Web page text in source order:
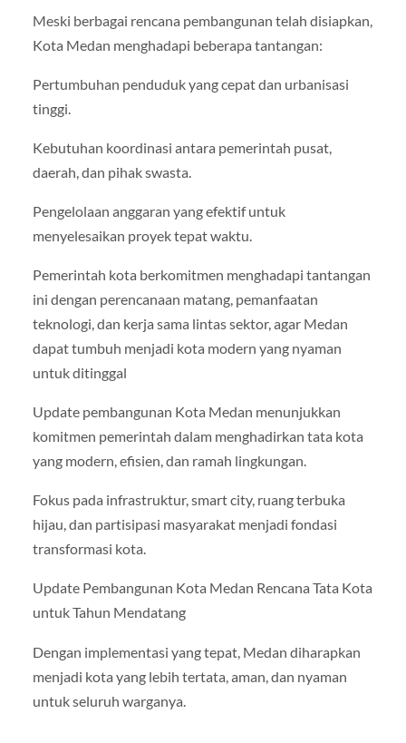
Meski berbagai rencana pembangunan telah disiapkan,
Kota Medan menghadapi beberapa tantangan:
Pertumbuhan penduduk yang cepat dan urbanisasi
tinggi.
Kebutuhan koordinasi antara pemerintah pusat,
daerah, dan pihak swasta.
Pengelolaan anggaran yang efektif untuk
menyelesaikan proyek tepat waktu.
Pemerintah kota berkomitmen menghadapi tantangan
ini dengan perencanaan matang, pemanfaatan
teknologi, dan kerja sama lintas sektor, agar Medan
dapat tumbuh menjadi kota modern yang nyaman
untuk ditinggal
Update pembangunan Kota Medan menunjukkan
komitmen pemerintah dalam menghadirkan tata kota
yang modern, efisien, dan ramah lingkungan.
Fokus pada infrastruktur, smart city, ruang terbuka
hijau, dan partisipasi masyarakat menjadi fondasi
transformasi kota.
Update Pembangunan Kota Medan Rencana Tata Kota
untuk Tahun Mendatang
Dengan implementasi yang tepat, Medan diharapkan
menjadi kota yang lebih tertata, aman, dan nyaman
untuk seluruh warganya.